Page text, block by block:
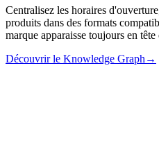
Centralisez les horaires
produits dans des formats
marque apparaisse toujours en tête
Découvrir le Knowledge Graph →